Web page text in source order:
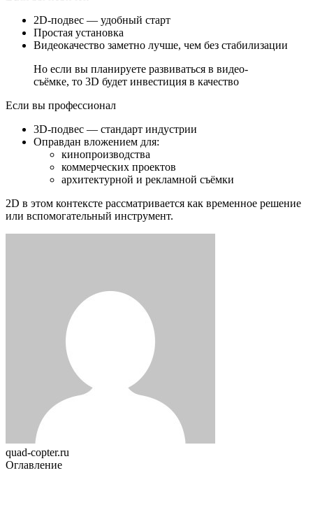
2D-подвес — удобный старт
Простая установка
Видеокачество заметно лучше, чем без стабилизации
Но если вы планируете развиваться в видео-
съёмке, то 3D будет инвестиция в качество
Если вы профессионал
3D-подвес — стандарт индустрии
Оправдан вложением для:
кинопроизводства
коммерческих проектов
архитектурной и рекламной съёмки
2D в этом контексте рассматривается как временное решение
или вспомогательный инструмент.
quad-copter.ru
Оглавление